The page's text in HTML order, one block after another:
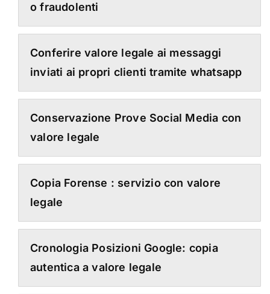
o fraudolenti
Conferire valore legale ai messaggi
inviati ai propri clienti tramite whatsapp
Conservazione Prove Social Media con
valore legale
Copia Forense : servizio con valore
legale
Cronologia Posizioni Google: copia
autentica a valore legale